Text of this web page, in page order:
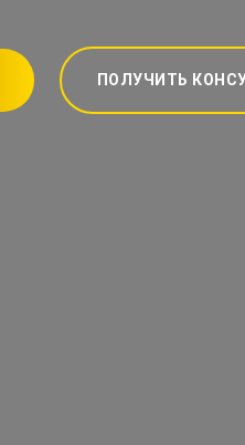
ПОЛУЧИТЬ